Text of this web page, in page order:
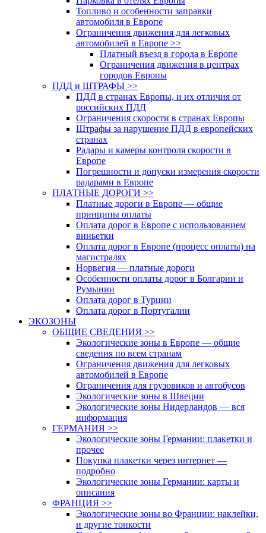
Топливо и особенности заправки
автомобиля в Европе
Ограничения движения для легковых
автомобилей в Европе >>
Платный въезд в города в Европе
Ограничения движения в центрах
городов Европы
ПДД и ШТРАФЫ >>
ПДД в странах Европы, и их отличия от
российских ПДД
Ограничения скорости в странах Европы
Штрафы за нарушение ПДД в европейских
странах
Радары и камеры контроля скорости в
Европе
Погрешности и допуски измерения скорости
радарами в Европе
ПЛАТНЫЕ ДОРОГИ >>
Платные дороги в Европе — общие
принципы оплаты
Оплата дорог в Европе с использованием
виньетки
Оплата дорог в Европе (процесс оплаты) на
магистралях
Норвегия — платные дороги
Особенности оплаты дорог в Болгарии и
Румынии
Оплата дорог в Турции
Оплата дорог в Португалии
ЭКОЗОНЫ
ОБЩИЕ СВЕДЕНИЯ >>
Экологические зоны в Европе — общие
сведения по всем странам
Ограничения движения для легковых
автомобилей в Европе
Ограничения для грузовиков и автобусов
Экологические зоны в Швеции
Экологические зоны Нидерландов — вся
информация
ГЕРМАНИЯ >>
Экологические зоны Германии: плакетки и
прочее
Покупка плакетки через интернет —
подробно
Экологические зоны Германии: карты и
описания
ФРАНЦИЯ >>
Экологические зоны во Франции: наклейки,
и другие тонкости